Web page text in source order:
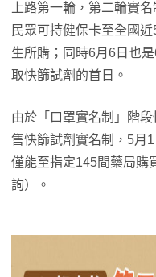
上路第一輪，第二輪實
民眾可持健保卡至全國
生所購；同時6月6日也
取快篩試劑的首日。
由於「口罩實名制」階
售快篩試劑實名制，5月
僅能至指定145間藥局購
詢）。